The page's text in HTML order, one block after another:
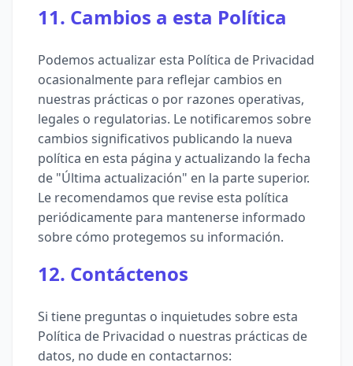
11. Cambios a esta Política
Podemos actualizar esta Política de Privacidad
ocasionalmente para reflejar cambios en
nuestras prácticas o por razones operativas,
legales o regulatorias. Le notificaremos sobre
cambios significativos publicando la nueva
política en esta página y actualizando la fecha
de "Última actualización" en la parte superior.
Le recomendamos que revise esta política
periódicamente para mantenerse informado
sobre cómo protegemos su información.
12. Contáctenos
Si tiene preguntas o inquietudes sobre esta
Política de Privacidad o nuestras prácticas de
datos, no dude en contactarnos: